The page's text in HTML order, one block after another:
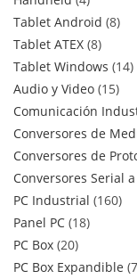
Tablet Android 8
Tablet ATEX 8
Tablet Windows 14
Audio y Video 15
Comunicación
Conversores de
Conversores de
Conversores Serial
PC Industrial 160
Panel PC 18
PC Box 20
PC Box Expandible 7